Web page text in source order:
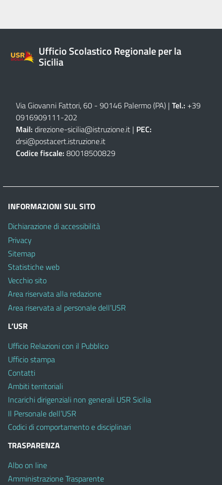
Ufficio Scolastico Regionale per la
Sicilia
Via Giovanni Fattori, 60 - 90146 Palermo (PA) | Tel.: +39
0916909111-202
Mail: direzione-sicilia@istruzione.it | PEC:
drsi@postacert.istruzione.it
Codice fiscale: 80018500829
INFORMAZIONI SUL SITO
Dichiarazione di accessibilità
Privacy
Sitemap
Statistiche web
Vecchio sito
Area riservata alla redazione
Area riservata al personale dell’USR
L’USR
Ufficio Relazioni con il Pubblico
Ufficio stampa
Contatti
Ambiti territoriali
Incarichi dirigenziali non generali USR Sicilia
Il Personale dell’USR
Codici di comportamento e disciplinari
TRASPARENZA
Albo on line
Amministrazione Trasparente